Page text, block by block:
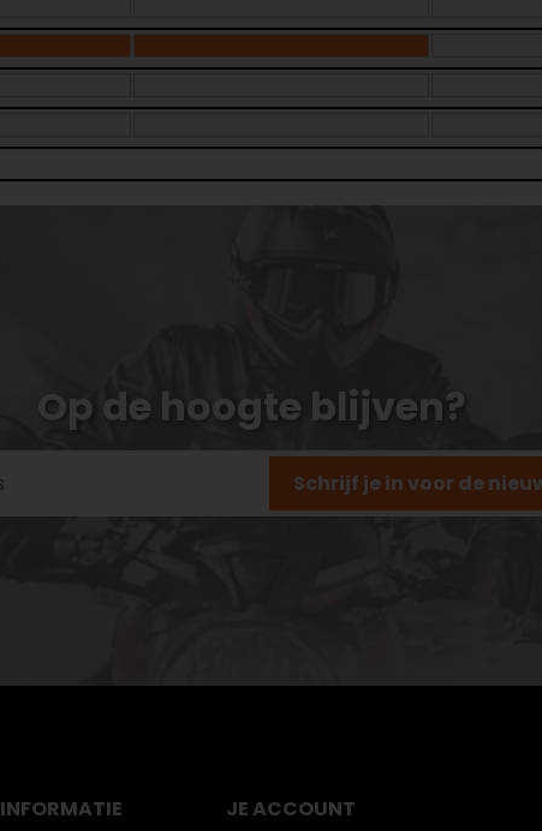
Op de hoogte blijven?
Schrijf je in voor de
INFORMATIE JE ACCOUNT